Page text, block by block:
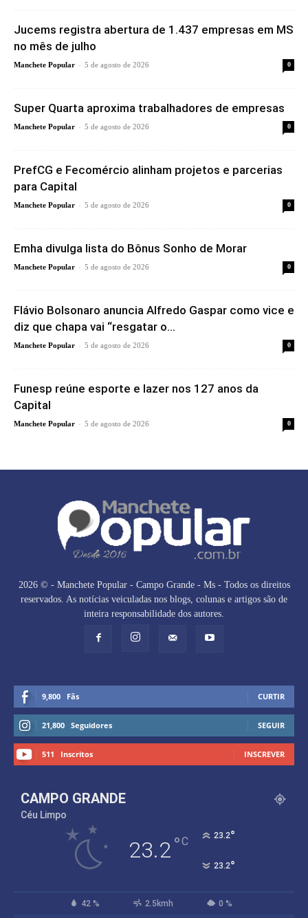
Jucems registra abertura de 1.437 empresas em MS
no mês de julho
Manchete Popular - 5 de agosto de 2026 0
Super Quarta aproxima trabalhadores de empresas
Manchete Popular - 5 de agosto de 2026 0
PrefCG e Fecomércio alinham projetos e parcerias
para Capital
Manchete Popular - 5 de agosto de 2026 0
Emha divulga lista do Bônus Sonho de Morar
Manchete Popular - 5 de agosto de 2026 0
Flávio Bolsonaro anuncia Alfredo Gaspar como vice e
diz que chapa vai “resgatar o...
Manchete Popular - 5 de agosto de 2026 0
Funesp reúne esporte e lazer nos 127 anos da
Capital
Manchete Popular - 5 de agosto de 2026 0
2026 © - Manchete Popular - Campo Grande - Ms - Todos os direitos
reservados. As notícias veiculadas nos blogs, colunas e artigos são de
inteira responsabilidade dos autores.
9,800 Fãs CURTIR
21,800 Seguidores SEGUIR
511 Inscritos INSCREVER
CAMPO GRANDE
Céu Limpo
23.2°C 23.2°
23.2°
42 % 2.5kmh 0 %